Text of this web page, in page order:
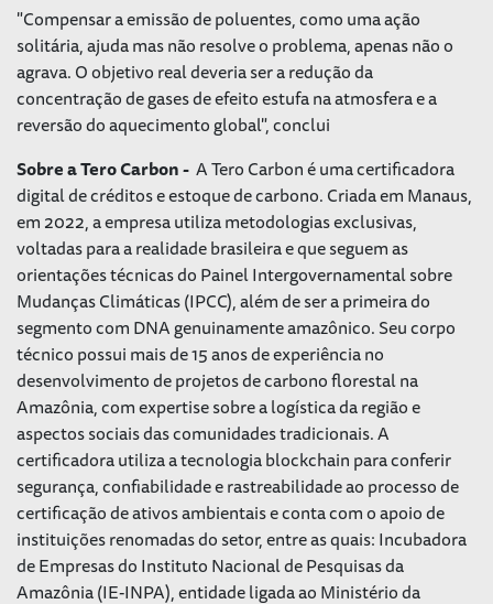
"Compensar a emissão de poluentes, como uma ação
solitária, ajuda mas não resolve o problema, apenas não o
agrava. O objetivo real deveria ser a redução da
concentração de gases de efeito estufa na atmosfera e a
reversão do aquecimento global", conclui
Sobre a Tero Carbon - A Tero Carbon é uma certificadora
digital de créditos e estoque de carbono. Criada em Manaus,
em 2022, a empresa utiliza metodologias exclusivas,
voltadas para a realidade brasileira e que seguem as
orientações técnicas do Painel Intergovernamental sobre
Mudanças Climáticas (IPCC), além de ser a primeira do
segmento com DNA genuinamente amazônico. Seu corpo
técnico possui mais de 15 anos de experiência no
desenvolvimento de projetos de carbono florestal na
Amazônia, com expertise sobre a logística da região e
aspectos sociais das comunidades tradicionais. A
certificadora utiliza a tecnologia blockchain para conferir
segurança, confiabilidade e rastreabilidade ao processo de
certificação de ativos ambientais e conta com o apoio de
instituições renomadas do setor, entre as quais: Incubadora
de Empresas do Instituto Nacional de Pesquisas da
Amazônia (IE-INPA), entidade ligada ao Ministério da